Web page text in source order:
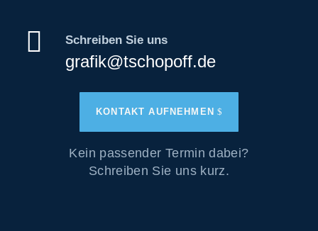
 Schreiben Sie uns
grafik@tschopoff.de
KONTAKT AUFNEHMEN
Kein passender Termin dabei?
Schreiben Sie uns kurz.